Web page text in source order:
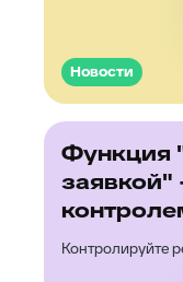
Новости
Функция
заявкой"
Контролируйте